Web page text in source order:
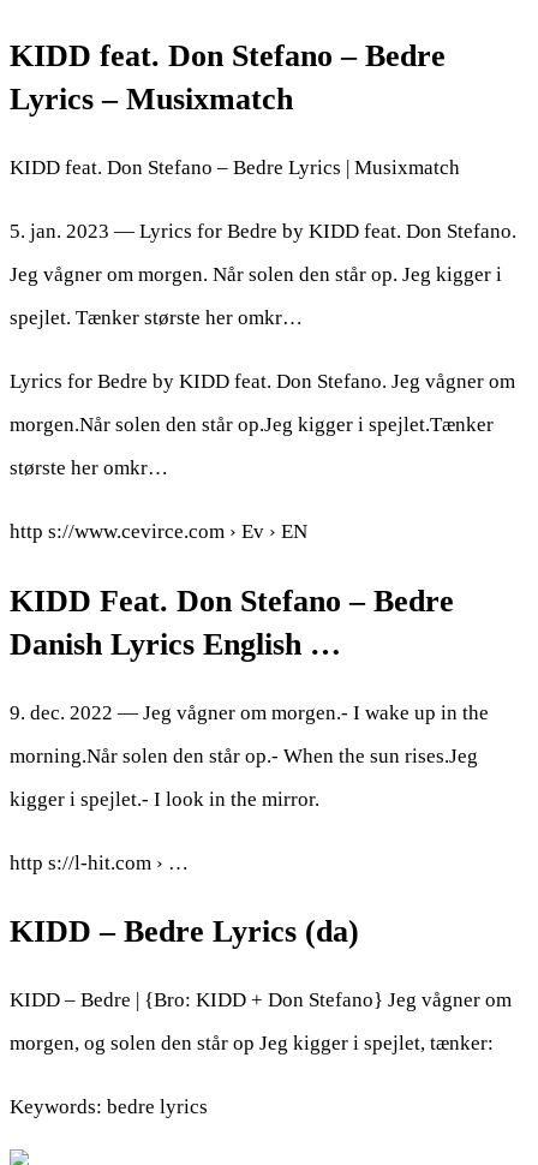
KIDD feat. Don Stefano – Bedre
Lyrics – Musixmatch
KIDD feat. Don Stefano – Bedre Lyrics | Musixmatch
5. jan. 2023 — Lyrics for Bedre by KIDD feat. Don Stefano.
Jeg vågner om morgen. Når solen den står op. Jeg kigger i
spejlet. Tænker største her omkr…
Lyrics for Bedre by KIDD feat. Don Stefano. Jeg vågner om
morgen.Når solen den står op.Jeg kigger i spejlet.Tænker
største her omkr…
http s://www.cevirce.com › Ev › EN
KIDD Feat. Don Stefano – Bedre
Danish Lyrics English …
9. dec. 2022 — Jeg vågner om morgen.- I wake up in the
morning.Når solen den står op.- When the sun rises.Jeg
kigger i spejlet.- I look in the mirror.
http s://l-hit.com › …
KIDD – Bedre Lyrics (da)
KIDD – Bedre | {Bro: KIDD + Don Stefano} Jeg vågner om
morgen, og solen den står op Jeg kigger i spejlet, tænker:
Keywords: bedre lyrics